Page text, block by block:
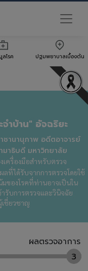
ลโรค ปฐมพยาบาลเบื้องต้น
ำบ้าน" อัจฉริยะ
ชานานุภาพ อดีตอาจารย์
าธิบดี มหาวิทยาลัย
เครื่องมือสำหรับตรวจ
ลที่ได้รับจากการตรวจโดยใช้
มของโรคที่ท่านอาจเป็นใน
รับการตรวจและวินิจฉัย
ชี่ยวชาญ
ผลตรวจอาการ
3